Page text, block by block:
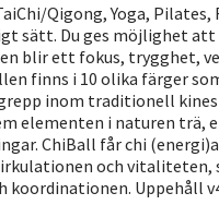
Qigong, Yoga,
Du ges möjlighet att
blir ett fokus, trygghet,
finns i 10 olika färger
inom traditionell
elementen i naturen
ChiBall får chi
och
koordinationen. Uppehåll